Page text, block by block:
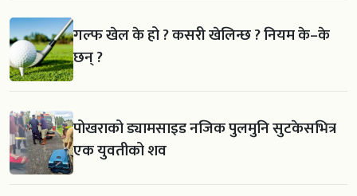
गल्फ खेल के हो ? कसरी खेलिन्छ ? नियम के–के
छन् ?
पोखराको ड्यामसाइड नजिक पुलमुनि सुटकेसभित्र
एक युवतीको शव